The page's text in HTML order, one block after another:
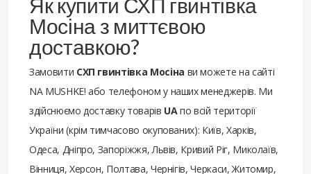
Мосіна з миттєвою
доставкою?
Замовити СХП гвинтівка Мосіна ви можете на сайті
NA MUSHKE! або телефоном у наших менеджерів. Ми
здійснюємо доставку товарів UAпо всій території
України (крім тимчасово окупованих): Київ, Харків,
Одеса, Дніпро, Запоріжжя, Львів, Кривий Ріг, Миколаїв,
Вінниця, Херсон, Полтава, Чернігів, Черкаси, Житомир,